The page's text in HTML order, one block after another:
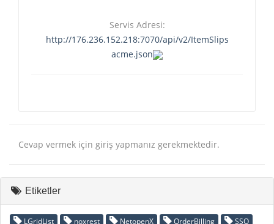
Servis Adresi:
http://176.236.152.218:7070/api/v2/ItemSlips
acme.json
Cevap vermek için giriş yapmanız gerekmektedir.
Etiketler
LGridList noxrest NetopenX OrderBilling
SSO